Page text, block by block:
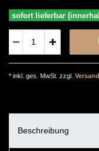
sofort lieferbar
* inkl. ges. MwSt. zzgl.
Beschreibung